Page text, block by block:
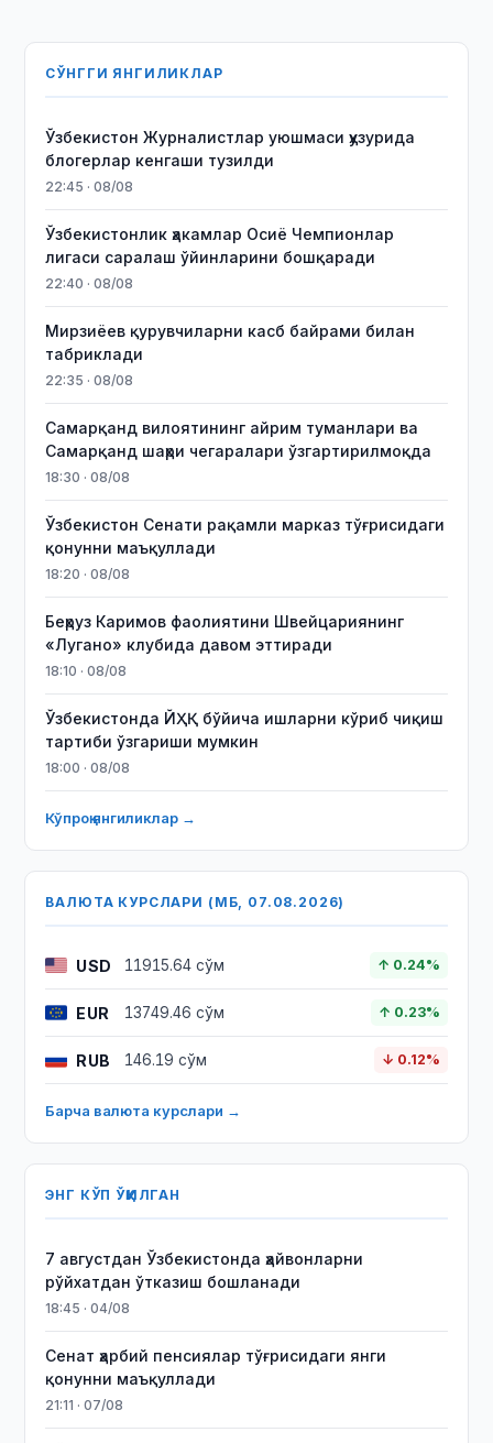
СЎНГГИ ЯНГИЛИКЛАР
Ўзбекистон Журналистлар уюшмаси ҳузурида
блогерлар кенгаши тузилди
22:45 · 08/08
Ўзбекистонлик ҳакамлар Осиё Чемпионлар
лигаси саралаш ўйинларини бошқаради
22:40 · 08/08
Мирзиёев қурувчиларни касб байрами билан
табриклади
22:35 · 08/08
Самарқанд вилоятининг айрим туманлари ва
Самарқанд шаҳри чегаралари ўзгартирилмоқда
18:30 · 08/08
Ўзбекистон Сенати рақамли марказ тўғрисидаги
қонунни маъқуллади
18:20 · 08/08
Беҳруз Каримов фаолиятини Швейцариянинг
«Лугано» клубида давом эттиради
18:10 · 08/08
Ўзбекистонда ЙҲҚ бўйича ишларни кўриб чиқиш
тартиби ўзгариши мумкин
18:00 · 08/08
Кўпроқ янгиликлар →
ВАЛЮТА КУРСЛАРИ (МБ, 07.08.2026)
USD 11915.64 сўм ↑ 0.24%
EUR 13749.46 сўм ↑ 0.23%
RUB 146.19 сўм ↓ 0.12%
Барча валюта курслари →
ЭНГ КЎП ЎҚИЛГАН
7 августдан Ўзбекистонда ҳайвонларни
рўйхатдан ўтказиш бошланади
18:45 · 04/08
Сенат ҳарбий пенсиялар тўғрисидаги янги
қонунни маъқуллади
21:11 · 07/08